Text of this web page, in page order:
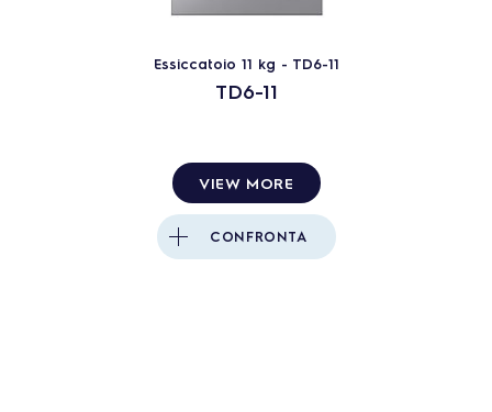
Essiccatoio 11 kg - TD6-11
TD6-11
VIEW MORE
CONFRONTA